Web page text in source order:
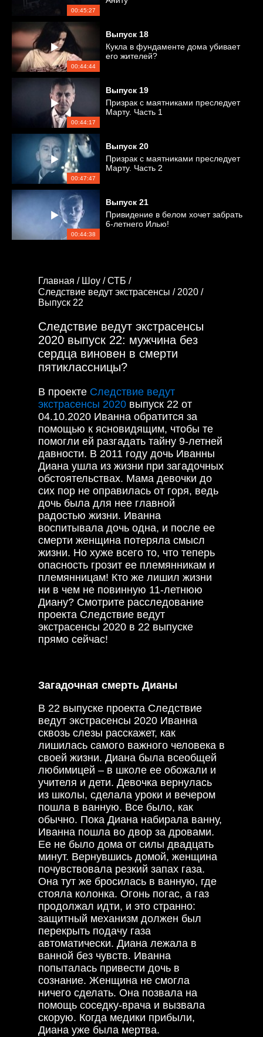
00:45:27
00:44:44
Выпуск 18
Кукла в фундаменте дома убивает
его жителей?
00:44:17
Выпуск 19
Призрак с маятниками преследует
Марту. Часть 1
00:47:47
Выпуск 20
Призрак с маятниками преследует
Марту. Часть 2
00:44:38
Выпуск 21
Привидение в белом хочет забрать
6-летнего Илью!
Главная / Шоу /СТБ /
Следствие ведут экстрасенсы / 2020 /
Выпуск 22
Следствие ведут экстрасенсы
2020 выпуск 22: мужчина без
сердца виновен в смерти
пятиклассницы?
В проекте Следствие ведут
экстрасенсы 2020 выпуск 22 от
04.10.2020 Иванна обратится за
помощью к ясновидящим, чтобы те
помогли ей разгадать тайну 9-летней
давности. В 2011 году дочь Иванны
Диана ушла из жизни при загадочных
обстоятельствах. Мама девочки до
сих пор не оправилась от горя, ведь
дочь была для нее главной
радостью жизни. Иванна
воспитывала дочь одна, и после ее
смерти женщина потеряла смысл
жизни. Но хуже всего то, что теперь
опасность грозит ее племянникам и
племянницам! Кто же лишил жизни
ни в чем не повинную 11-летнюю
Диану? Смотрите расследование
проекта Следствие ведут
экстрасенсы 2020 в 22 выпуске
прямо сейчас!
Загадочная смерть Дианы
В 22 выпуске проекта Следствие
ведут экстрасенсы 2020 Иванна
сквозь слезы расскажет, как
лишилась самого важного человека в
своей жизни. Диана была всеобщей
любимицей – в школе ее обожали и
учителя и дети. Девочка вернулась
из школы, сделала уроки и вечером
пошла в ванную. Все было, как
обычно. Пока Диана набирала ванну,
Иванна пошла во двор за дровами.
Ее не было дома от силы двадцать
минут. Вернувшись домой, женщина
почувствовала резкий запах газа.
Она тут же бросилась в ванную, где
стояла колонка. Огонь погас, а газ
продолжал идти, и это странно:
защитный механизм должен был
перекрыть подачу газа
автоматически. Диана лежала в
ванной без чувств. Иванна
попыталась привести дочь в
сознание. Женщина не смогла
ничего сделать. Она позвала на
помощь соседку-врача и вызвала
скорую. Когда медики прибыли,
Диана уже была мертва.